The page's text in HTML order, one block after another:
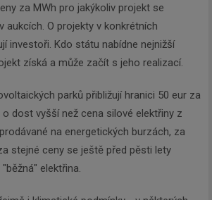
za MWh pro jakýkoliv projekt se
aukcích. O projekty v konkrétních
investoři. Kdo státu nabídne nejnižší
získá a může začít s jeho realizací.
parků přibližují hranici 50 eur za
dost vyšší než cena silové elektřiny z
na energetických burzách, za
stejné ceny se ještě před pěsti lety
elektřina.